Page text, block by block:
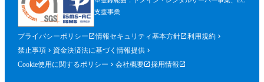
支援事業
プライバシーポリシー 情報セキュリティ基本方針
利用規約
禁止事項
資金決済法に基づく情報提供
Cookie使用に関するポリシー
会社概要 採用情報